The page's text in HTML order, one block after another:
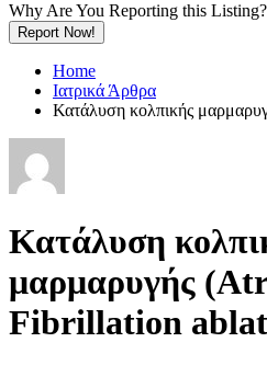
Why Are You Reporting this Listing?
Report Now!
Home
Ιατρικά Άρθρα
Κατάλυση κολπικής
Κατάλυση
μαρμαρυγής
Fibrillation